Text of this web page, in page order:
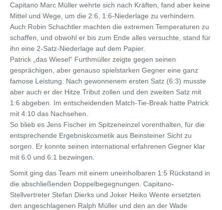
Capitano Marc Müller wehrte sich nach Kräften, fand aber keine
Mittel und Wege, um die 2:6, 1:6-Niederlage zu verhindern.
Auch Robin Schachtler machten die extremen Temperaturen zu
schaffen, und obwohl er bis zum Ende alles versuchte, stand für
ihn eine 2-Satz-Niederlage auf dem Papier.
Patrick „das Wiesel“ Furthmüller zeigte gegen seinen
gesprächigen, aber genauso spielstarken Gegner eine ganz
famose Leistung. Nach gewonnenem ersten Satz (6:3) musste
aber auch er der Hitze Tribut zollen und den zweiten Satz mit
1:6 abgeben. Im entscheidenden Match-Tie-Break hatte Patrick
mit 4:10 das Nachsehen.
So blieb es Jens Fischer im Spitzeneinzel vorenthalten, für die
entsprechende Ergebniskosmetik aus Beinsteiner Sicht zu
sorgen. Er konnte seinen international erfahrenen Gegner klar
mit 6:0 und 6:1 bezwingen.
Somit ging das Team mit einem uneinholbaren 1:5 Rückstand in
die abschließenden Doppelbegegnungen. Capitano-
Stellvertreter Stefan Dierks und Joker Heiko Wente ersetzten
den angeschlagenen Ralph Müller und den an der Wade